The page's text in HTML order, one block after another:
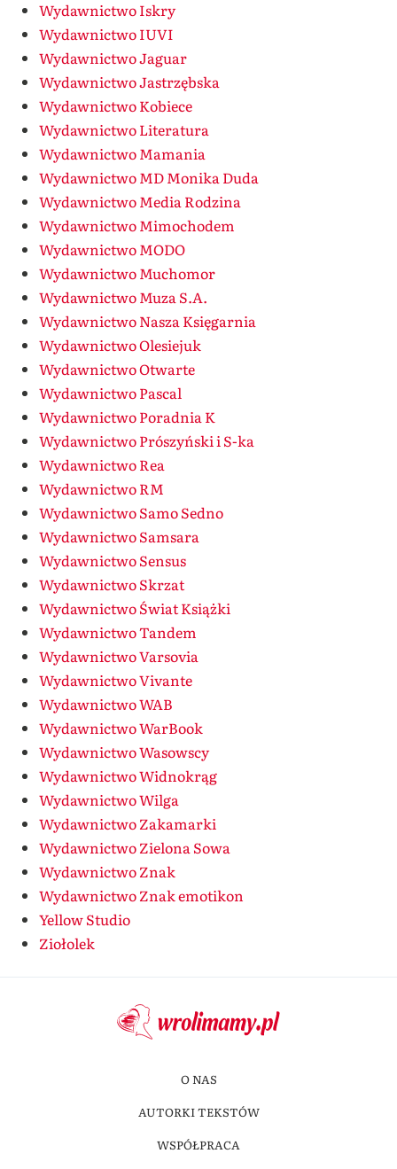
Wydawnictwo Iskry
Wydawnictwo IUVI
Wydawnictwo Jaguar
Wydawnictwo Jastrzębska
Wydawnictwo Kobiece
Wydawnictwo Literatura
Wydawnictwo Mamania
Wydawnictwo MD Monika Duda
Wydawnictwo Media Rodzina
Wydawnictwo Mimochodem
Wydawnictwo MODO
Wydawnictwo Muchomor
Wydawnictwo Muza S.A.
Wydawnictwo Nasza Księgarnia
Wydawnictwo Olesiejuk
Wydawnictwo Otwarte
Wydawnictwo Pascal
Wydawnictwo Poradnia K
Wydawnictwo Prószyński i S-ka
Wydawnictwo Rea
Wydawnictwo RM
Wydawnictwo Samo Sedno
Wydawnictwo Samsara
Wydawnictwo Sensus
Wydawnictwo Skrzat
Wydawnictwo Świat Książki
Wydawnictwo Tandem
Wydawnictwo Varsovia
Wydawnictwo Vivante
Wydawnictwo WAB
Wydawnictwo WarBook
Wydawnictwo Wasowscy
Wydawnictwo Widnokrąg
Wydawnictwo Wilga
Wydawnictwo Zakamarki
Wydawnictwo Zielona Sowa
Wydawnictwo Znak
Wydawnictwo Znak emotikon
Yellow Studio
Ziołolek
O NAS
AUTORKI TEKSTÓW
WSPÓŁPRACA